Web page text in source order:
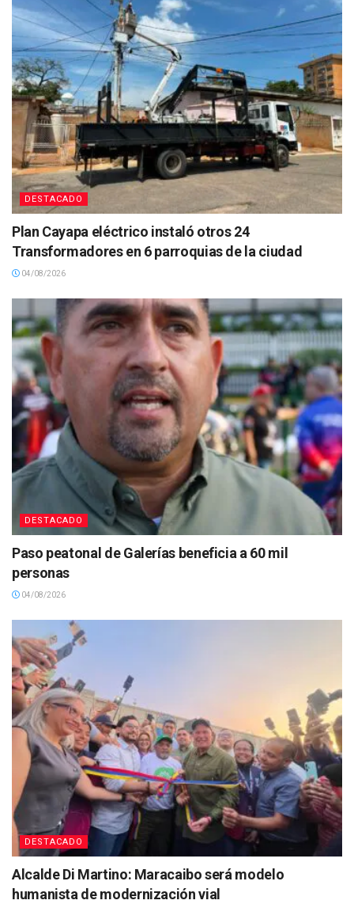
DESTACADO
Plan Cayapa eléctrico instaló otros 24
Transformadores en 6 parroquias de la ciudad
04/08/2026
DESTACADO
Paso peatonal de Galerías beneficia a 60 mil
personas
04/08/2026
DESTACADO
Alcalde Di Martino: Maracaibo será modelo
humanista de modernización vial